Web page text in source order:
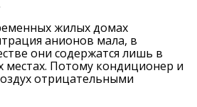
жилых домах
анионов мала, в
они содержатся лишь в
местах. Потому кондиционер и
отрицательными